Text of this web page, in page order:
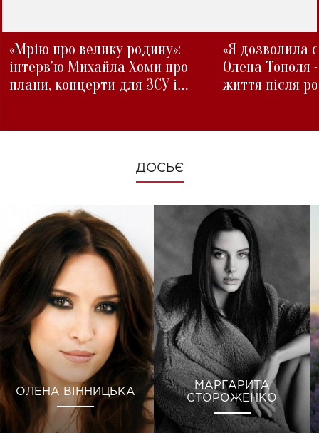
«Мрію про велику родину»:
інтерв'ю Михайла Хоми про
плани, концерти для ЗСУ і
«Я дозволила
Олена Тополя
життя після
ДОСЬЄ
ОЛЕНА ВІННИЦЬКА
МАРГАРИТА
СТОРОЖЕНКО